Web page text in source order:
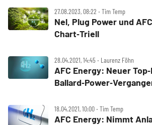
27.08.2023, 08:22 ‧ Tim Temp
Nel, Plug Power und
Chart‑Triell
28.04.2021, 14:45 ‧ Laurenz Föhn
AFC Energy: Neuer
18.04.2021, 10:00 ‧ Tim Temp
AFC Energy: Nimmt